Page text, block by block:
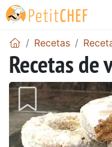
Recetas
Recetas de